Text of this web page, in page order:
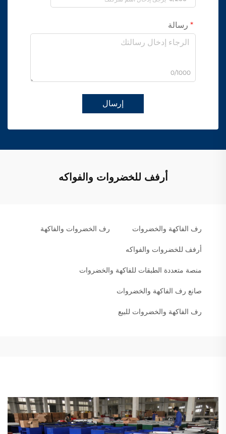
رسالة
0/1000
إرسال
أرفف للخضروات والفواكه
رف الفاكهة والخضروات رف الخضروات والفاكهة
أرفف للخضروات والفواكه
منصة متعددة الطبقات للفاكهة والخضروات
صانع رف الفاكهة والخضروات
رف الفاكهة والخضروات للبيع